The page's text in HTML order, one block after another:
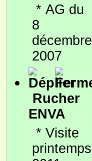
* AG du
8
décembre
2007
Rucher
ENVA
* Visite
printemps